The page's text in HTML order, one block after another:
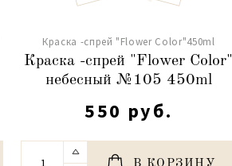
Краска -спрей "Flower Color"450ml
Краска -спрей "Flower Color"
небесный №105 450ml
550 руб.